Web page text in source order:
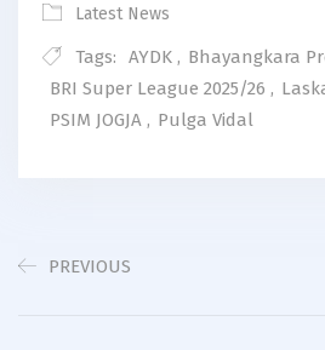
Latest News
Tags: AYDK , Bhayangkara
BRI Super League 2025/26 ,
PSIM JOGJA , Pulga Vidal
PREVIOUS